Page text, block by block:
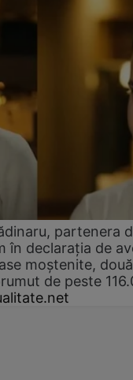
partenera
în declarația de
moștenite, două
de peste